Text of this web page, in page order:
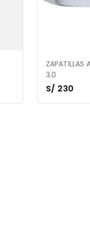
ZAPATILLAS
3.0
S/ 230